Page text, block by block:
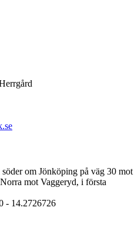
om Jönköping på väg 30 mot
mot Vaggeryd, i första
- 14.2726726